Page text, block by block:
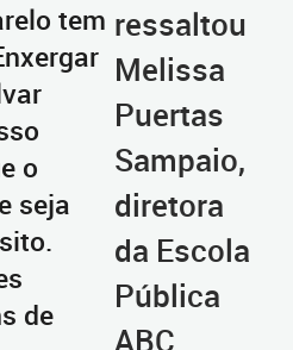
tem
o
seja
de
ressaltou
Melissa
Puertas
Sampaio,
diretora
da Escola
Pública
ABC